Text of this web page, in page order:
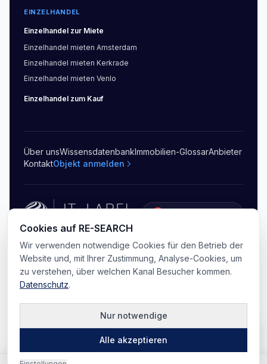
EINZELHANDEL
Einzelhandel zur Miete
Einzelhandel mieten Amsterdam
Einzelhandel mieten Kerkrade
Einzelhandel mieten Venlo
Einzelhandel zum Kauf
Über unsWissensdatenbankImmobilien-GlossarAnbieter
KontaktObjekt anmelden
©2026 RE-SEARCH B.V..Alle Rechte vorbehalten
Datenschutz AGBSitemapCookie-Einstellungen
Karte
Cookies auf RE-SEARCH
Wir verwenden notwendige Cookies für den Betrieb der
Website und, mit Ihrer Zustimmung, Analyse-Cookies, um
zu verstehen, über welchen Kanal Besucher kommen.
Datenschutz.
Nur notwendige
Alle akzeptieren